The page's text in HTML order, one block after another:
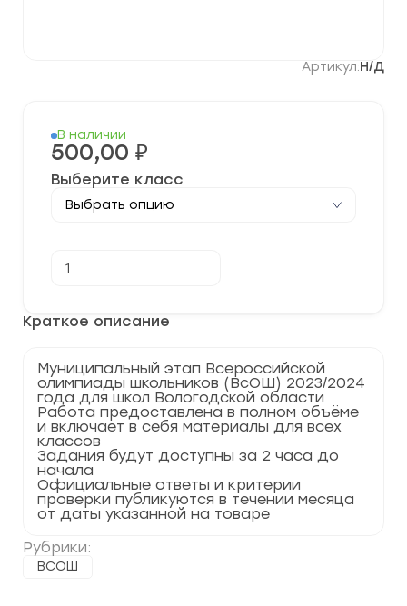
Артикул:Н/Д
Краткое описание
Муниципальный этап Всероссийской
олимпиады школьников (ВсОШ) 2023/2024
года для школ Вологодской области
Работа предоставлена в полном объёме
и включает в себя материалы для всех
классов
Задания будут доступны за 2 часа до
начала
Официальные ответы и критерии
проверки публикуются в течении месяца
от даты указанной на товаре
Рубрики:
ВСОШ
В наличии
500,00 ₽
Выберите класс
товара
этап
по
2024
Вологодская
область
35
регион